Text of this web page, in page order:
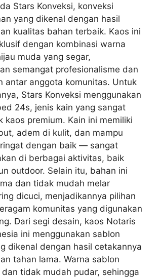
Stars Konveksi, konveksi
yang dikenal dengan hasil
kualitas bahan terbaik. Kaos ini
dengan kombinasi warna
muda yang segar,
semangat profesionalisme dan
antar anggota komunitas. Untuk
Stars Konveksi menggunakan
24s, jenis kain yang sangat
kaos premium. Kain ini memiliki
adem di kulit, dan mampu
dengan baik — sangat
di berbagai aktivitas, baik
outdoor. Selain itu, bahan ini
dan tidak mudah melar
dicuci, menjadikannya pilihan
komunitas yang digunakan
Dari segi desain, kaos Notaris
ini menggunakan sablon
dikenal dengan hasil cetakannya
tahan lama. Warna sablon
tidak mudah pudar, sehingga